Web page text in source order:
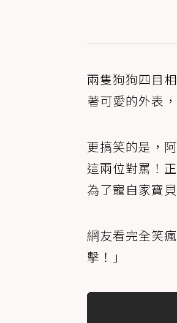
兩隻狗狗四目
著可愛的外表
更搞笑的是，
這兩位對罵！
為了寵自家寶
網友看完全笑
擊！」